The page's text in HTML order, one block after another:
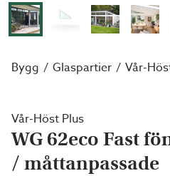
Bygg Glaspartier Vår-
Vår-Höst Plus
WG 62eco Fast
/ måttanpassade